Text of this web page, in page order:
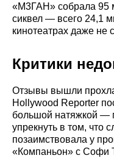
«М3ГАН» собрала 95
сиквел — всего 24,1
кинотеатрах даже не
Критики
Отзывы вышли
Hollywood Reporter
большой натяжкой —
упрекнуть в том, что
позаимствовала у
«Компаньон» с Софи